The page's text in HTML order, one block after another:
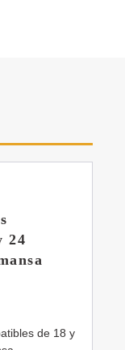
24